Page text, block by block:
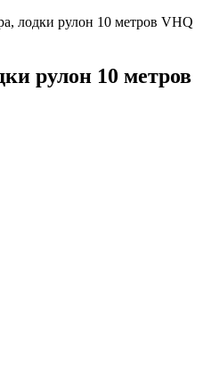
лодки рулон 10 метров VHQ
рулон 10 метров